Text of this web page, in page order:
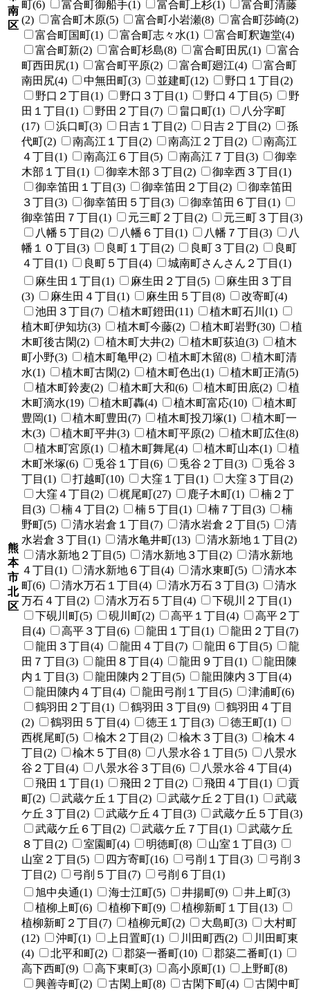
南
区
町(6) 富合町御船手(1) 富合町上杉(1)
富合町清藤
(2)
富合町木原(5) 富合町小岩瀬(8)
富合町莎崎(2)
富合町国町(1)
富合町志々水(1)
富合町釈迦堂(4)
富合町新(2)
富合町杉島(8) 富合町田尻(1)
富合
町西田尻(1)
富合町平原(2) 富合町廻江(4)
富合町
南田尻(4)
中無田町(3) 並建町(12)
野口１丁目(2)
野口２丁目(1)
野口３丁目(1) 野口４丁目(5)
野
田１丁目(1)
野田２丁目(7) 畠口町(1)
八分字町
(17)
浜口町(3) 日吉１丁目(2) 日吉２丁目(2)
孫
代町(2)
南高江１丁目(2) 南高江２丁目(2)
南高江
４丁目(1)
南高江６丁目(5) 南高江７丁目(3)
御幸
木部１丁目(1)
御幸木部３丁目(2)
御幸西３丁目(1)
御幸笛田１丁目(3)
御幸笛田２丁目(2)
御幸笛田
３丁目(3)
御幸笛田５丁目(3)
御幸笛田６丁目(1)
御幸笛田７丁目(1)
元三町２丁目(2)
元三町３丁目(3)
八幡５丁目(2)
八幡６丁目(1) 八幡７丁目(3)
八
幡１０丁目(3)
良町１丁目(2) 良町３丁目(2)
良町
４丁目(1)
良町５丁目(4) 城南町さんさん２丁目(1)
熊
本
市
北
区
麻生田１丁目(1) 麻生田２丁目(5)
麻生田３丁目
(3)
麻生田４丁目(1) 麻生田５丁目(8)
改寄町(4)
池田３丁目(7)
植木町鐙田(11)
植木町石川(1)
植木町伊知坊(3)
植木町今藤(2) 植木町岩野(30)
植
木町後古閑(2)
植木町大井(2) 植木町荻迫(3)
植木
町小野(3)
植木町亀甲(2) 植木町木留(8)
植木町清
水(1)
植木町古閑(2) 植木町色出(1)
植木町正清(5)
植木町鈴麦(2)
植木町大和(6) 植木町田底(2)
植
木町滴水(19)
植木町轟(4) 植木町富応(10)
植木町
豊岡(1)
植木町豊田(7) 植木町投刀塚(1)
植木町一
木(3)
植木町平井(3) 植木町平原(2)
植木町広住(8)
植木町宮原(1)
植木町舞尾(4) 植木町山本(1)
植
木町米塚(6)
兎谷１丁目(6) 兎谷２丁目(3)
兎谷３
丁目(1)
打越町(10) 大窪１丁目(1)
大窪３丁目(2)
大窪４丁目(2)
梶尾町(27) 鹿子木町(1)
楠２丁
目(3)
楠４丁目(2) 楠５丁目(1) 楠７丁目(3)
楠
野町(5)
清水岩倉１丁目(7) 清水岩倉２丁目(5)
清
水岩倉３丁目(1)
清水亀井町(13)
清水新地１丁目(2)
清水新地２丁目(5)
清水新地３丁目(2)
清水新地
４丁目(1)
清水新地６丁目(4) 清水東町(5)
清水本
町(6)
清水万石１丁目(4) 清水万石３丁目(3)
清水
万石４丁目(2)
清水万石５丁目(4)
下硯川２丁目(1)
下硯川町(5)
硯川町(2) 高平１丁目(4)
高平２丁
目(4)
高平３丁目(6) 龍田１丁目(1)
龍田２丁目(7)
龍田３丁目(4)
龍田４丁目(7) 龍田６丁目(5)
龍
田７丁目(3)
龍田８丁目(4) 龍田９丁目(1)
龍田陳
内１丁目(3)
龍田陳内２丁目(5)
龍田陳内３丁目(4)
龍田陳内４丁目(4)
龍田弓削１丁目(5)
津浦町(6)
鶴羽田２丁目(1)
鶴羽田３丁目(9)
鶴羽田４丁目
(2)
鶴羽田５丁目(4) 徳王１丁目(3)
徳王町(1)
西梶尾町(5)
楡木２丁目(2) 楡木３丁目(3)
楡木４
丁目(2)
楡木５丁目(8) 八景水谷１丁目(5)
八景水
谷２丁目(4)
八景水谷３丁目(6)
八景水谷４丁目(4)
飛田１丁目(1)
飛田２丁目(2) 飛田４丁目(1)
貢
町(2)
武蔵ケ丘１丁目(2) 武蔵ケ丘２丁目(1)
武蔵
ケ丘３丁目(2)
武蔵ケ丘４丁目(3)
武蔵ケ丘５丁目(3)
武蔵ケ丘６丁目(2)
武蔵ケ丘７丁目(1)
武蔵ケ丘
８丁目(2)
室園町(4) 明徳町(8)
山室１丁目(3)
山室２丁目(5)
四方寄町(16) 弓削１丁目(3)
弓削３
丁目(2)
弓削５丁目(7) 弓削６丁目(1)
旭中央通(1) 海士江町(5) 井揚町(9)
井上町(3)
植柳上町(6)
植柳下町(9)
植柳新町１丁目(13)
植柳新町２丁目(7)
植柳元町(2) 大島町(3)
大村町
(12)
沖町(1) 上日置町(1) 川田町西(2)
川田町東
(4)
北平和町(2) 郡築一番町(10)
郡築二番町(1)
高下西町(9)
高下東町(3) 高小原町(1)
上野町(8)
興善寺町(2)
古閑上町(8) 古閑下町(4)
古閑中町